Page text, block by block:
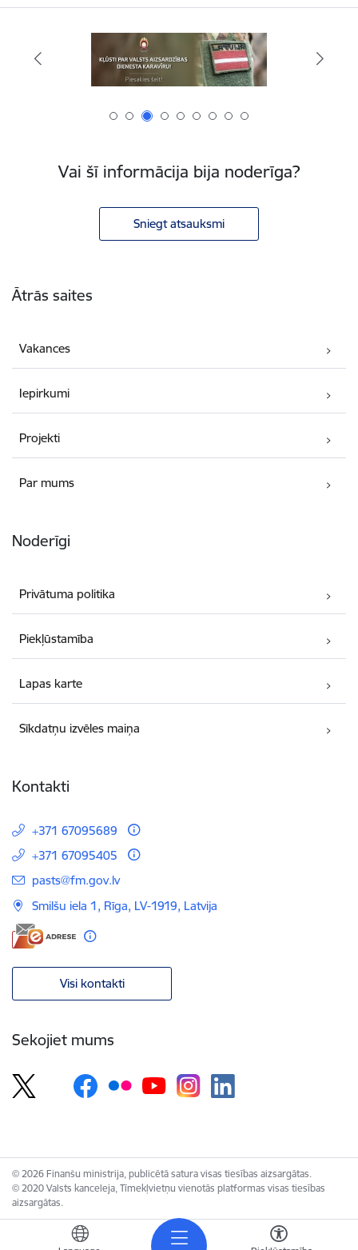
Vai šī informācija bija noderīga?
Sniegt atsauksmi
Ātrās saites
Vakances
Iepirkumi
Projekti
Par mums
Noderīgi
Privātuma politika
Piekļūstamība
Lapas karte
Sīkdatņu izvēles maiņa
Kontakti
+371 67095689
+371 67095405
E-pasts:
pasts@fm.gov.lv
Smilšu iela 1, Rīga, LV-1919, Latvija
Visi kontakti
Sekojiet mums
© 2026 Finanšu ministrija, publicētā satura visas tiesības aizsargātas.
© 2020 Valsts kanceleja, Tīmekļvietņu vienotās platformas visas tiesības
aizsargātas.